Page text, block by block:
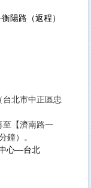
陽路（返程）
台北市中正區忠
至【濟南路一
鐘）。
心—台北